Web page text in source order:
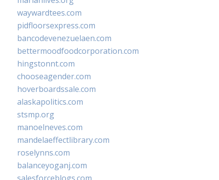
waywardtees.com
pidfloorsexpress.com
bancodevenezuelaen.com
bettermoodfoodcorporation.com
hingstonnt.com
chooseagender.com
hoverboardssale.com
alaskapolitics.com
stsmp.org
manoelneves.com
mandelaeffectlibrary.com
roselynns.com
balanceyoganj.com